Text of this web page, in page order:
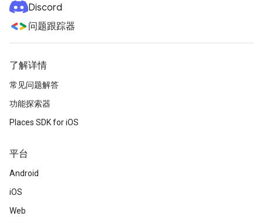
Discord
问题跟踪器
了解详情
常见问题解答
功能探索器
Places SDK for iOS
平台
Android
iOS
Web